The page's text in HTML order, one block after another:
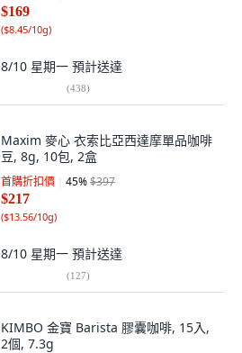
$169
($8.45/10g)
8/10 星期一 預計送達
(438)
Maxim 麥心 衣索比亞西達摩單品咖啡
豆, 8g, 10包, 2盒
首購折扣價 45%$397
$217
($13.56/10g)
8/10 星期一 預計送達
(127)
KIMBO 金寶 Barista 膠囊咖啡, 15入,
2個, 7.3g